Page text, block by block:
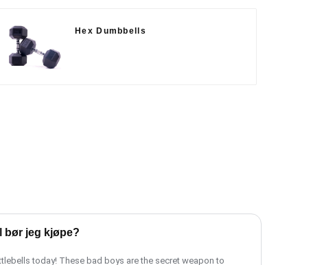
Hex Dumbbells
bør jeg kjøpe?